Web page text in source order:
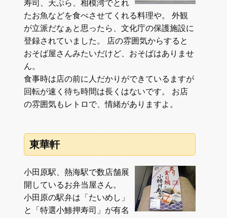
寿司、天ぷら、相模湾でとれ
たお魚などを食べさせてくれる料理や。 外観
が立派だなぁと思ったら、文化庁の保護施設に
登録されていました。 店の雰囲気からすると
おそば屋さんみたいだけど、おそばはありませ
ん。
食事時は店の前に人だかりができているますが
回転が速く待ち時間は長くはないです。 お店
の雰囲気もレトロで、情緒がありますよ。
東華軒
小田原駅、熱海駅で数店舗展
開しているお弁当屋さん。
小田原の駅弁は「たいめし」
と「特選小鯵押寿司」が有名